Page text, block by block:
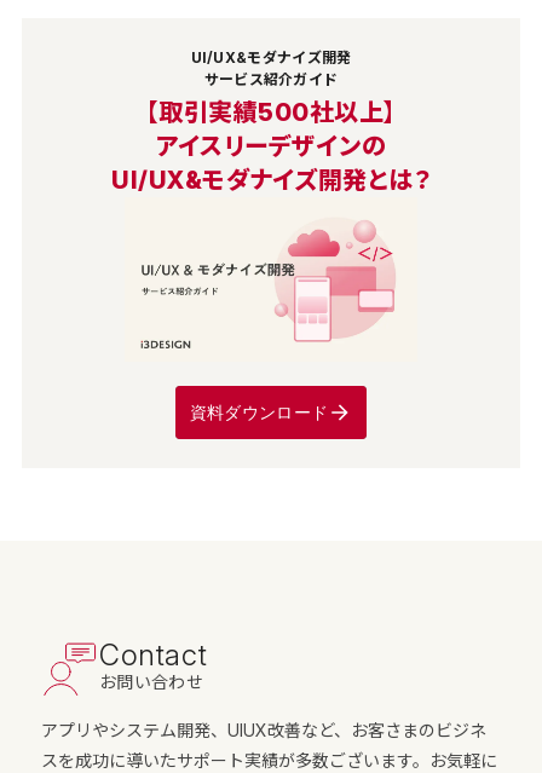
UI/UX&モダナイズ開発
サービス紹介ガイド
【取引実績500社以上】
アイスリーデザインの
UI/UX&モダナイズ開発とは？
資料ダウンロード
Contact
お問い合わせ
アプリやシステム開発、UIUX改善など、お客さまのビジネ
スを成功に導いたサポート実績が多数ございます。お気軽に